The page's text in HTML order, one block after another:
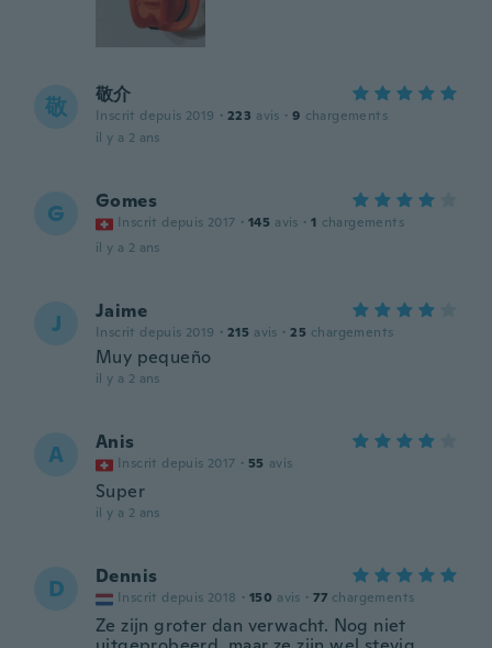
敬 敬介
Inscrit depuis 2019 · 223 avis · 9 chargements
il y a 2 ans
G Gomes
Inscrit depuis 2017 · 145 avis · 1 chargements
il y a 2 ans
J Jaime
Inscrit depuis 2019 · 215 avis · 25 chargements
Muy pequeño
il y a 2 ans
A Anis
Inscrit depuis 2017 · 55 avis
Super
il y a 2 ans
D Dennis
Inscrit depuis 2018 · 150 avis · 77 chargements
Ze zijn groter dan verwacht. Nog niet